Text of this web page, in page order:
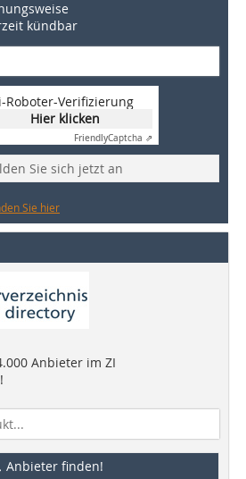
kündbar
Roboter-Verifizierung
Hier klicken
FriendlyCaptcha ⇗
Sie sich jetzt an
Sie hier
Anbieter im ZI
Anbieter finden!